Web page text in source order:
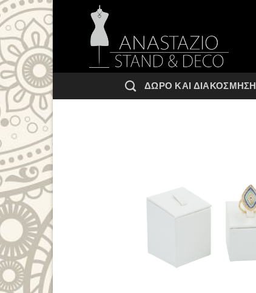
Μετάβαση
στο
περιεχόμενο
ΔΏΡΟ ΚΑΙ ΔΙΑΚΌΣΜΗΣΗ